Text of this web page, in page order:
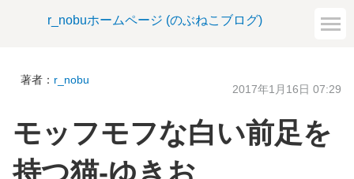
r_nobuホームページ (のぶねこブログ)
著者： r_nobu
2017年1月16日 07:29
モッフモフな白い前足を
持つ猫-ゆきお